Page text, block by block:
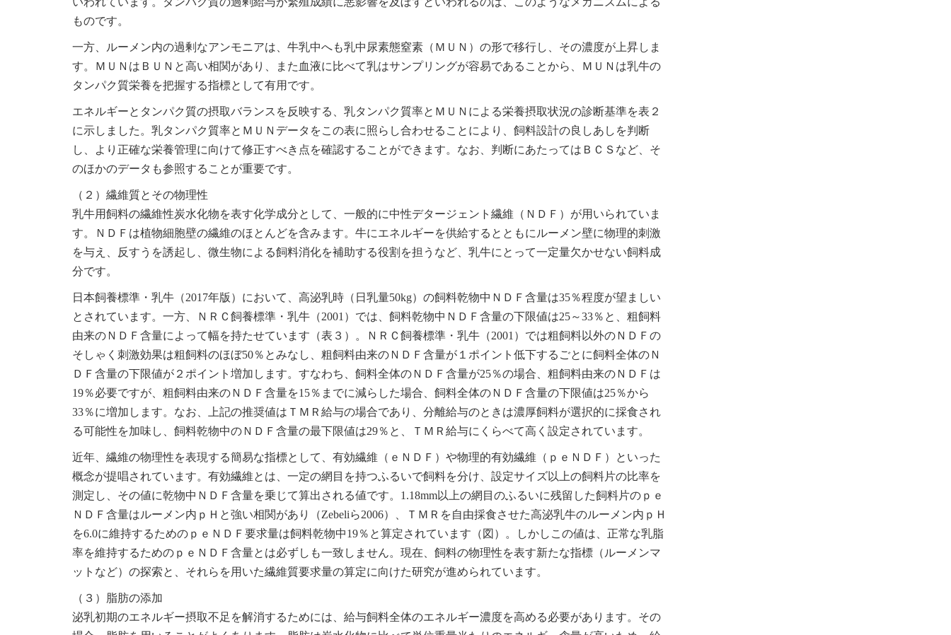
ものです。
一方、ルーメン内の過剰なアンモニアは、牛乳中へも乳中尿素態窒素（ＭＵＮ）の形で移行し、その濃度が上昇しま
す。ＭＵＮはＢＵＮと高い相関があり、また血液に比べて乳はサンプリングが容易であることから、ＭＵＮは乳牛の
タンパク質栄養を把握する指標として有用です。
エネルギーとタンパク質の摂取バランスを反映する、乳タンパク質率とＭＵＮによる栄養摂取状況の診断基準を表２
に示しました。乳タンパク質率とＭＵＮデータをこの表に照らし合わせることにより、飼料設計の良しあしを判断
し、より正確な栄養管理に向けて修正すべき点を確認することができます。なお、判断にあたってはＢＣＳなど、そ
のほかのデータも参照することが重要です。
（２）繊維質とその物理性
乳牛用飼料の繊維性炭水化物を表す化学成分として、一般的に中性デタージェント繊維（ＮＤＦ）が用いられていま
す。ＮＤＦは植物細胞壁の繊維のほとんどを含みます。牛にエネルギーを供給するとともにルーメン壁に物理的刺激
を与え、反すうを誘起し、微生物による飼料消化を補助する役割を担うなど、乳牛にとって一定量欠かせない飼料成
分です。
日本飼養標準・乳牛（2017年版）において、高泌乳時（日乳量50kg）の飼料乾物中ＮＤＦ含量は35％程度が望ましい
とされています。一方、ＮＲＣ飼養標準・乳牛（2001）では、飼料乾物中ＮＤＦ含量の下限値は25～33％と、粗飼料
由来のＮＤＦ含量によって幅を持たせています（表３）。ＮＲＣ飼養標準・乳牛（2001）では粗飼料以外のＮＤＦの
そしゃく刺激効果は粗飼料のほぼ50％とみなし、粗飼料由来のＮＤＦ含量が１ポイント低下するごとに飼料全体のＮ
ＤＦ含量の下限値が２ポイント増加します。すなわち、飼料全体のＮＤＦ含量が25％の場合、粗飼料由来のＮＤＦは
19％必要ですが、粗飼料由来のＮＤＦ含量を15％までに減らした場合、飼料全体のＮＤＦ含量の下限値は25％から
33％に増加します。なお、上記の推奨値はＴＭＲ給与の場合であり、分離給与のときは濃厚飼料が選択的に採食され
る可能性を加味し、飼料乾物中のＮＤＦ含量の最下限値は29％と、ＴＭＲ給与にくらべて高く設定されています。
近年、繊維の物理性を表現する簡易な指標として、有効繊維（ｅＮＤＦ）や物理的有効繊維（ｐｅＮＤＦ）といった
概念が提唱されています。有効繊維とは、一定の網目を持つふるいで飼料を分け、設定サイズ以上の飼料片の比率を
測定し、その値に乾物中ＮＤＦ含量を乗じて算出される値です。1.18mm以上の網目のふるいに残留した飼料片のｐｅ
ＮＤＦ含量はルーメン内ｐＨと強い相関があり（Zebeliら2006）、ＴＭＲを自由採食させた高泌乳牛のルーメン内ｐＨ
を6.0に維持するためのｐｅＮＤＦ要求量は飼料乾物中19％と算定されています（図）。しかしこの値は、正常な乳脂
率を維持するためのｐｅＮＤＦ含量とは必ずしも一致しません。現在、飼料の物理性を表す新たな指標（ルーメンマ
ットなど）の探索と、それらを用いた繊維質要求量の算定に向けた研究が進められています。
（３）脂肪の添加
泌乳初期のエネルギー摂取不足を解消するためには、給与飼料全体のエネルギー濃度を高める必要があります。その